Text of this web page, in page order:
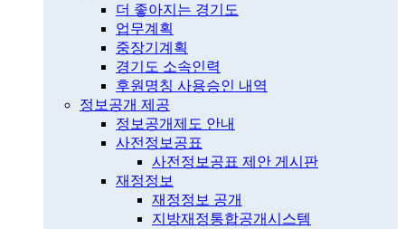
더 좋아지는 경기도
업무계획
중장기계획
경기도 소속인력
후원명칭 사용승인 내역
정보공개 제공
정보공개제도 안내
사전정보공표
사전정보공표 제안 게시판
재정정보
재정정보 공개
지방재정통합공개시스템